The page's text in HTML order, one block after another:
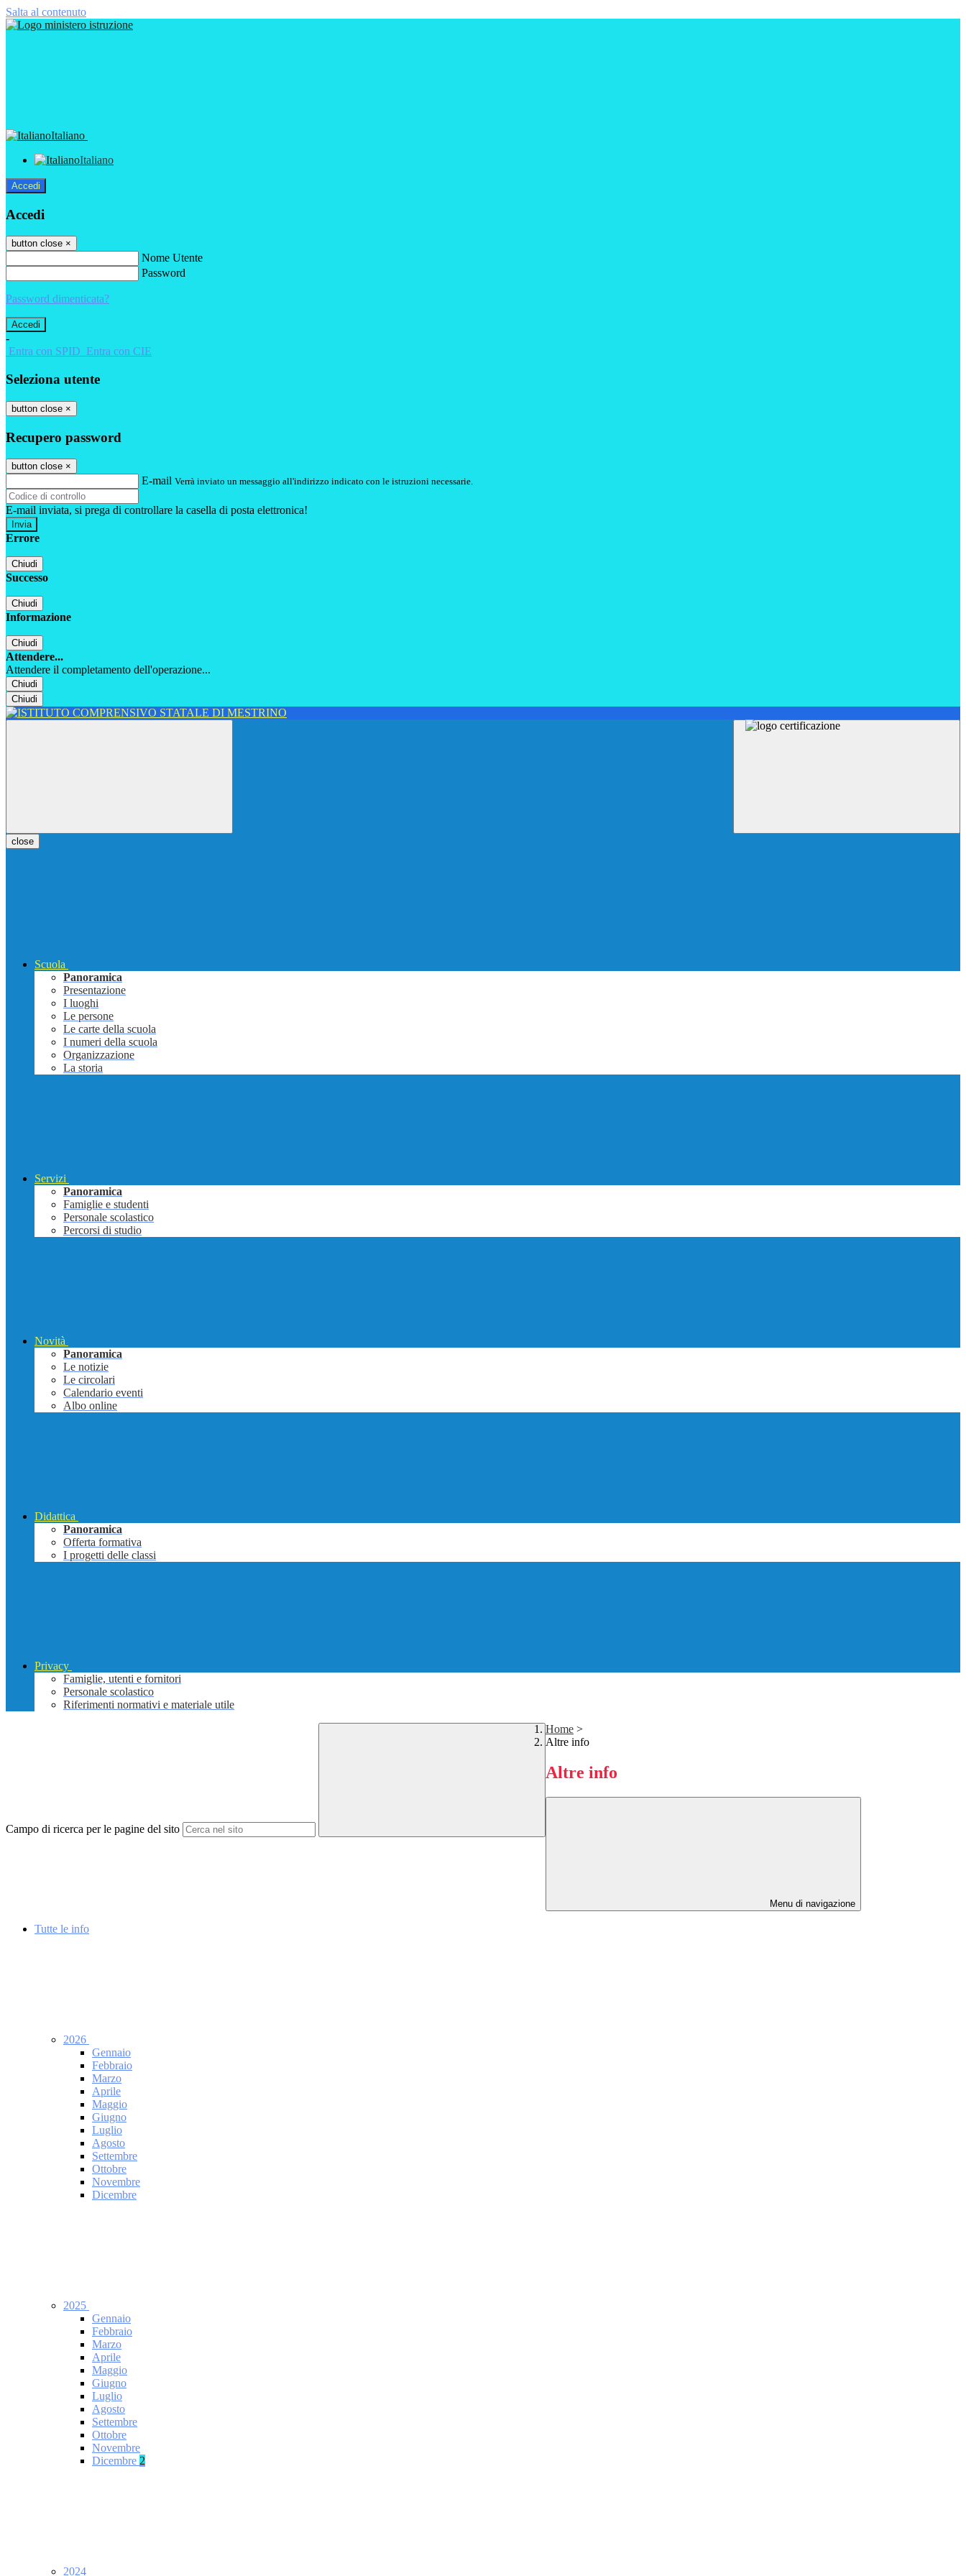
Salta al contenuto
Italiano
Italiano
Accedi
Accedi
button close ×
Nome Utente
Password
Password dimenticata?
-
Entra con SPID Entra con CIE
Seleziona utente
button close ×
Recupero password
button close ×
E-mail Verrà inviato un messaggio all'indirizzo indicato con le istruzioni necessarie.
E-mail inviata, si prega di controllare la casella di posta elettronica!
Errore
Chiudi
Successo
Chiudi
Informazione
Chiudi
Attendere...
Attendere il completamento dell'operazione...
Chiudi
Chiudi
close
Scuola
Panoramica
Presentazione
I luoghi
Le persone
Le carte della scuola
I numeri della scuola
Organizzazione
La storia
Servizi
Panoramica
Famiglie e studenti
Personale scolastico
Percorsi di studio
Novità
Panoramica
Le notizie
Le circolari
Calendario eventi
Albo online
Didattica
Panoramica
Offerta formativa
I progetti delle classi
Privacy
Famiglie, utenti e fornitori
Personale scolastico
Riferimenti normativi e materiale utile
Campo di ricerca per le pagine del sito
Home >
Altre info
Altre info
Menu di navigazione
Tutte le info
2026
Gennaio
Febbraio
Marzo
Aprile
Maggio
Giugno
Luglio
Agosto
Settembre
Ottobre
Novembre
Dicembre
2025
Gennaio
Febbraio
Marzo
Aprile
Maggio
Giugno
Luglio
Agosto
Settembre
Ottobre
Novembre
Dicembre 2
2024